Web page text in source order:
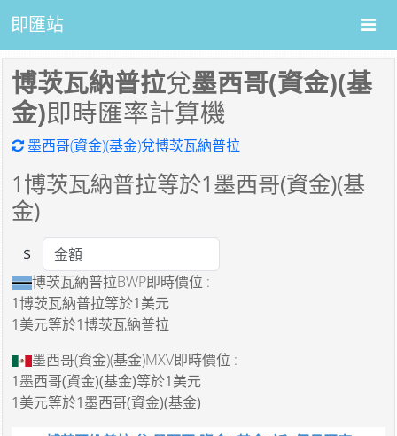
即匯站
博茨瓦納普拉兌墨西哥(資金)(基
金)即時匯率計算機
墨西哥(資金)(基金)兌博茨瓦納普拉
1博茨瓦納普拉等於1墨西哥(資金)(基
金)
Amount
$
博茨瓦納普拉BWP即時價位 :
1博茨瓦納普拉等於1美元
1美元等於1博茨瓦納普拉
墨西哥(資金)(基金)MXV即時價位 :
1墨西哥(資金)(基金)等於1美元
1美元等於1墨西哥(資金)(基金)